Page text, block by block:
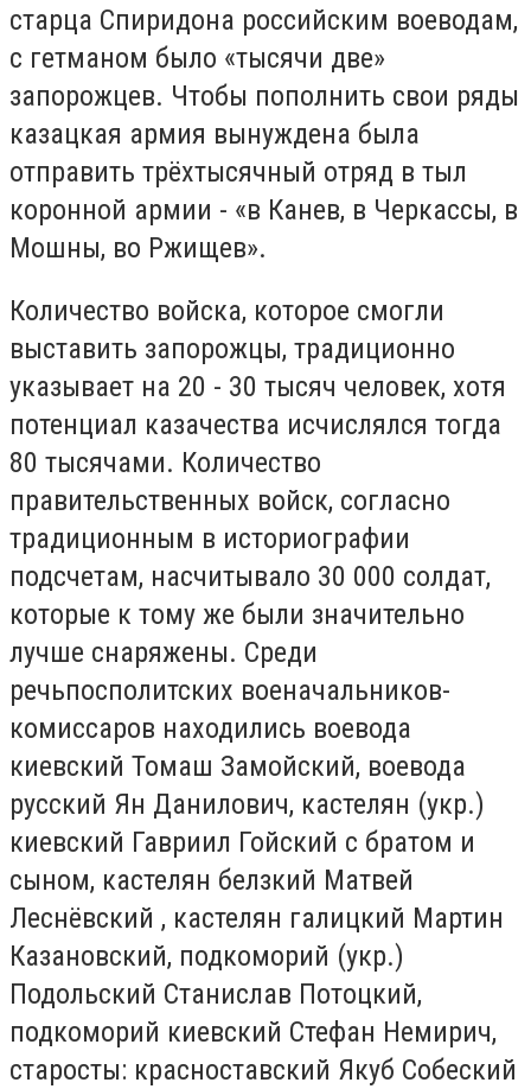
старца Спиридона российским воеводам,
с гетманом было «тысячи две»
запорожцев. Чтобы пополнить свои ряды
казацкая армия вынуждена была
отправить трёхтысячный отряд в тыл
коронной армии - «в Канев, в Черкассы, в
Мошны, во Ржищев».
Количество войска, которое смогли
выставить запорожцы, традиционно
указывает на 20 - 30 тысяч человек, хотя
потенциал казачества исчислялся тогда
80 тысячами. Количество
правительственных войск, согласно
традиционным в историографии
подсчетам, насчитывало 30 000 солдат,
которые к тому же были значительно
лучше снаряжены. Среди
речьпосполитских военачальников-
комиссаров находились воевода
киевский Томаш Замойский, воевода
русский Ян Данилович, кастелян (укр.)
киевский Гавриил Гойский с братом и
сыном, кастелян белзкий Матвей
Леснёвский , кастелян галицкий Мартин
Казановский, подкоморий (укр.)
Подольский Станислав Потоцкий,
подкоморий киевский Стефан Немирич,
старосты: красноставский Якуб Собеский